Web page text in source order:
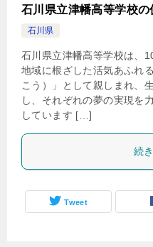
石川県立津幡高等学校の
石川県
石川県立津幡高等学校は、
地域に根ざした活気あふれ
こう）」として親しまれ、
し、それぞれの夢の実現を
しています […]
続
Tweet